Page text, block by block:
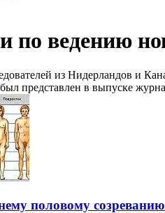
по ведению
из Нидерландов и
представлен в выпуске
половому созреванию